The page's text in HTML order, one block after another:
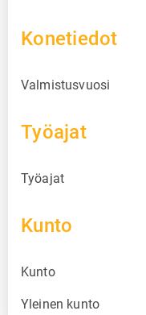
Konetiedot
Valmistusvuosi
Työajat
Työajat
Kunto
Kunto
Yleinen kunto